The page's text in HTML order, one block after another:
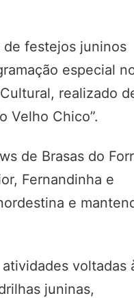
de festejos juninos
especial
realizado
Velho Chico”.
de Brasas do
Fernandinha e
e
voltadas
juninas,